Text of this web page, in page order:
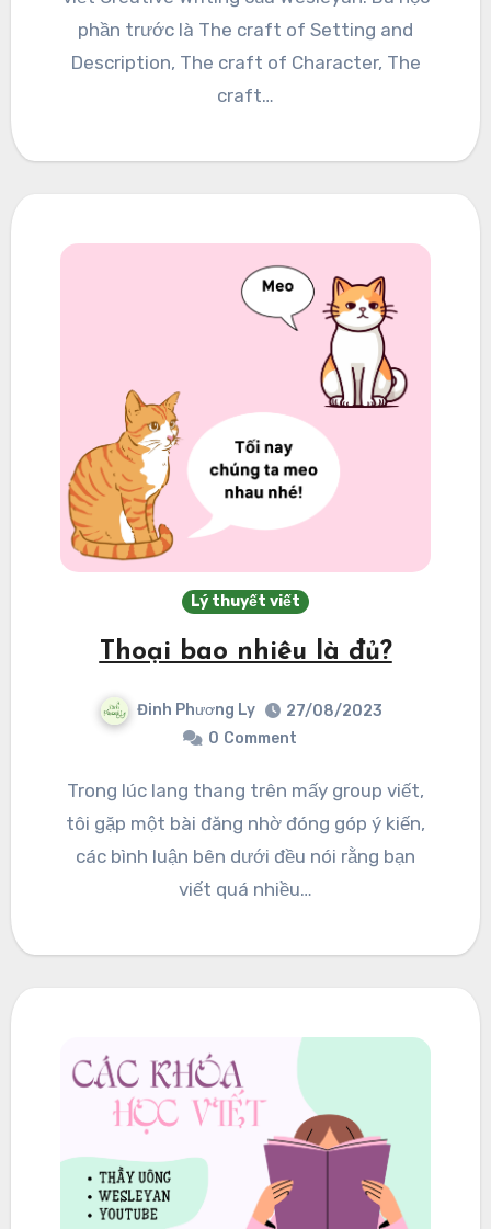
phần trước là The craft of Setting and
Description, The craft of Character, The
craft…
Lý thuyết viết
Thoại bao nhiêu là đủ?
Đinh Phương Ly
27/08/2023
0 Comment
Trong lúc lang thang trên mấy group viết,
tôi gặp một bài đăng nhờ đóng góp ý kiến,
các bình luận bên dưới đều nói rằng bạn
viết quá nhiều…